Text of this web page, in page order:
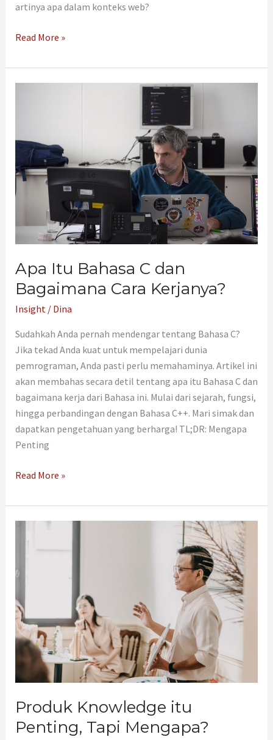
artinya apa dalam konteks web?
Read More »
Apa Itu Bahasa C dan
Bagaimana Cara Kerjanya?
Insight / Dina
Sudahkah Anda pernah mendengar tentang Bahasa C?
Jika tekad Anda kuat untuk mempelajari dunia
pemrograman, Anda pasti perlu memahaminya. Artikel ini
akan membahas secara detil tentang apa itu Bahasa C dan
bagaimana kerja dari Bahasa ini. Mulai dari sejarah, fungsi,
hingga perbandingan dengan Bahasa C++. Mari simak dan
dapatkan pengetahuan yang berharga! TL;DR: Mengapa
Penting
C
Bagaimana
Cara
Kerjanya?
Read More »
Produk Knowledge itu
Penting, Tapi Mengapa?
Penting,
Mengapa?